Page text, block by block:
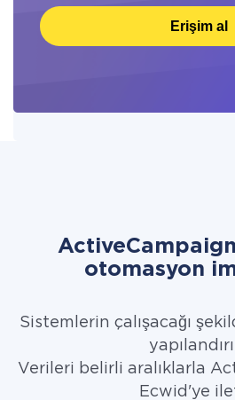
Erişim al
otomasyon
Sistemlerin çalışacağı
Verileri belirli aralıklarla
Ecwid'ye